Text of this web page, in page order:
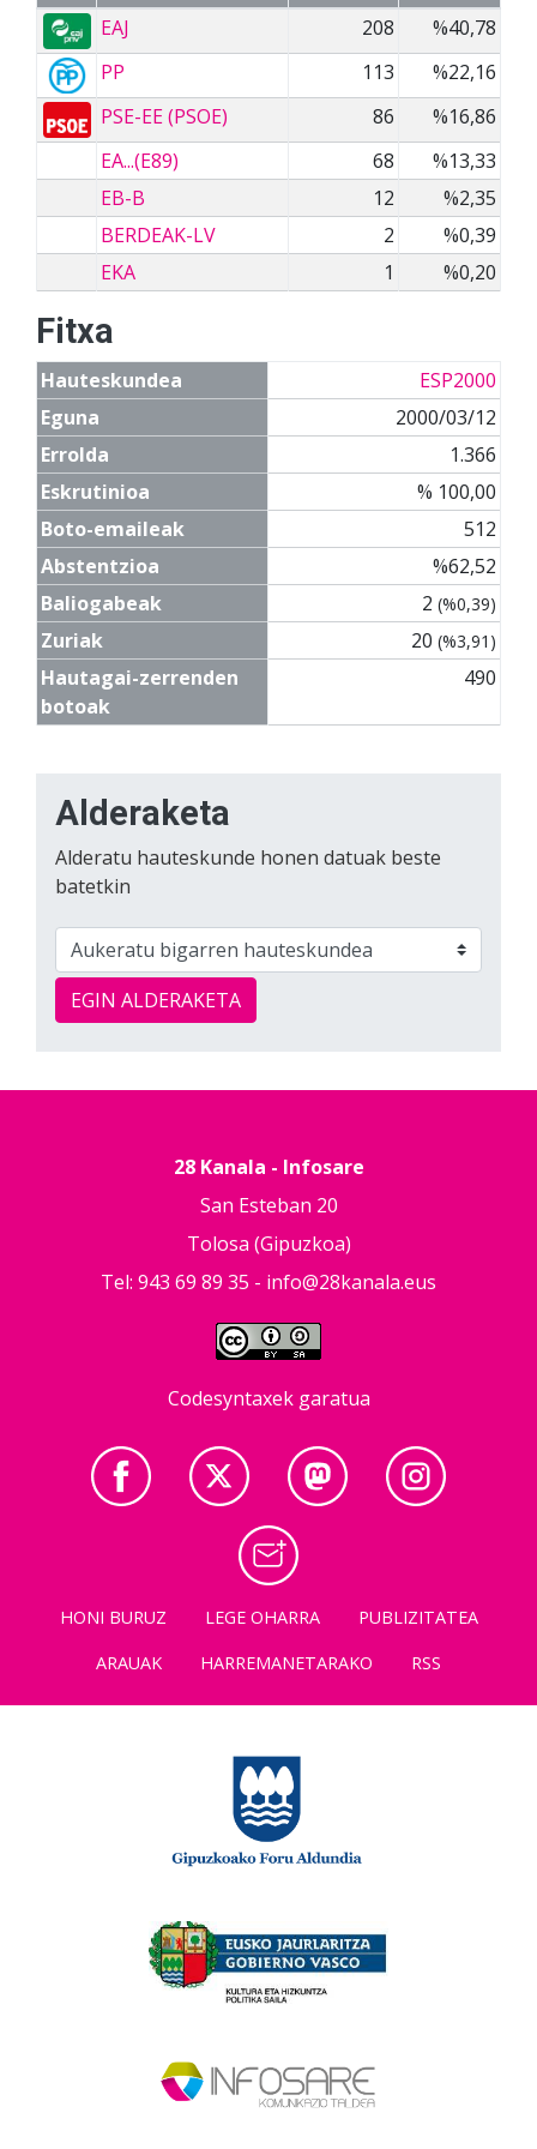
EAJ
208
%40,78
PP
113
%22,16
PSE-EE (PSOE)
86
%16,86
EA...(E89)
68
%13,33
EB-B
12
%2,35
BERDEAK-LV
2
%0,39
EKA
1 %0,20
Fitxa
Hauteskundea
ESP2000
Eguna
2000/03/12
Errolda
1.366
Eskrutinioa
% 100,00
Boto-emaileak
512
Abstentzioa
%62,52
Baliogabeak
2 (%0,39)
Zuriak 20 (%3,91)
Hautagai-zerrenden
botoak
490
Alderaketa
Alderatu hauteskunde honen datuak beste
batetkin
EGIN ALDERAKETA
28 Kanala - Infosare
San Esteban 20
Tolosa (Gipuzkoa)
Tel: 943 69 89 35 - info@28kanala.eus
Codesyntaxek garatua
HONI BURUZ LEGE OHARRA
PUBLIZITATEA
ARAUAK
HARREMANETARAKO RSS